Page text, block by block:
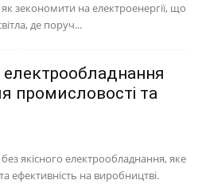
зекономити на електроенергії, що
де поруч...
електрообладнання
промисловості та
якісного електрообладнання, яке
ефективність на виробництві.